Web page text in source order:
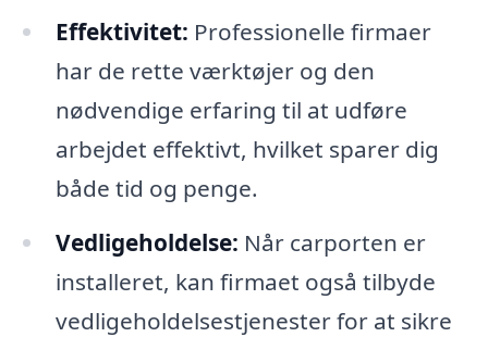
Effektivitet: Professionelle firmaer
har de rette værktøjer og den
nødvendige erfaring til at udføre
arbejdet effektivt, hvilket sparer dig
både tid og penge.
Vedligeholdelse: Når carporten er
installeret, kan firmaet også tilbyde
vedligeholdelsestjenester for at sikre